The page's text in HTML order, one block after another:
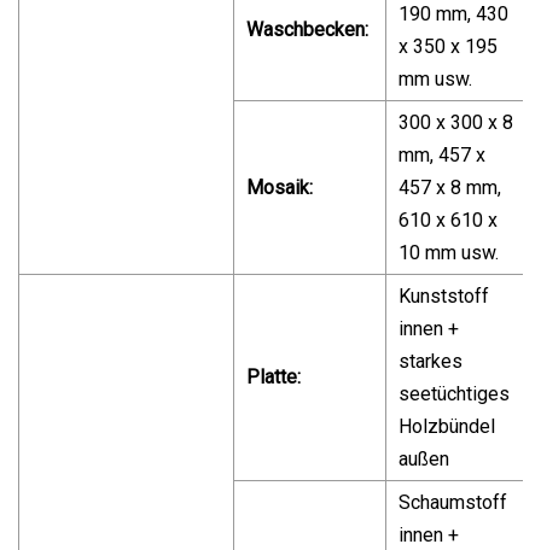
Waschbecken:
190 mm, 430
x 350 x 195
mm usw.
Mosaik:
300 x 300 x 8
mm, 457 x
457 x 8 mm,
610 x 610 x
10 mm usw.
Platte:
Kunststoff
innen +
starkes
seetüchtiges
Holzbündel
außen
Schaumstoff
innen +